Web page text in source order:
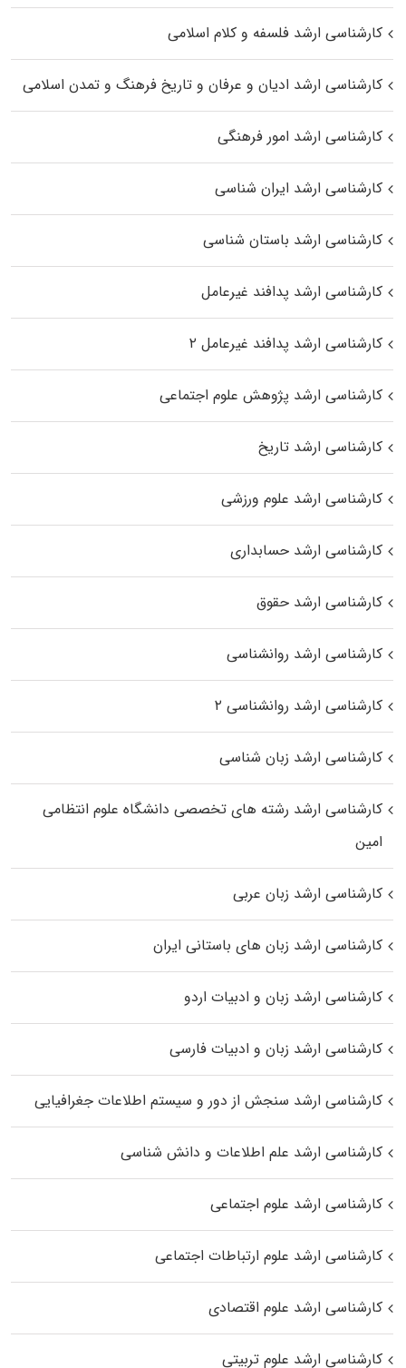
کارشناسی ارشد فلسفه و کلام اسلامی
کارشناسی ارشد ادیان و عرفان و تاریخ فرهنگ و تمدن اسلامی
کارشناسی ارشد امور فرهنگی
کارشناسی ارشد ایران شناسی
کارشناسی ارشد باستان شناسی
کارشناسی ارشد پدافند غیرعامل
کارشناسی ارشد پدافند غیرعامل ۲
کارشناسی ارشد پژوهش علوم اجتماعی
کارشناسی ارشد تاریخ
کارشناسی ارشد علوم ورزشی
کارشناسی ارشد حسابداری
کارشناسی ارشد حقوق
کارشناسی ارشد روانشناسی
کارشناسی ارشد روانشناسی ۲
کارشناسی ارشد زبان شناسی
کارشناسی ارشد رﺷﺘﻪ ﻫﺎی تخصصی داﻧﺸﮕﺎه ﻋﻠﻮم انتظامی
اﻣﻴﻦ
کارشناسی ارشد زبان عربی
کارشناسی ارشد زبان‌ های باستانی ایران
کارشناسی ارشد زبان و ادبیات اردو
کارشناسی ارشد زبان و ادبیات فارسی
کارشناسی ارشد سنجش از دور و سیستم اطلاعات جغرافیایی
کارشناسی ارشد علم اطلاعات و دانش شناسی
کارشناسی ارشد علوم اجتماعی
کارشناسی ارشد علوم ارتباطات اجتماعی
کارشناسی ارشد علوم اقتصادی
کارشناسی ارشد علوم تربیتی